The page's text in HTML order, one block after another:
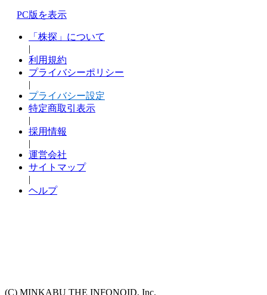
PC版を表示
「株探」について
|
利用規約
プライバシーポリシー
|
プライバシー設定
特定商取引表示
|
採用情報
|
運営会社
サイトマップ
|
ヘルプ
(C) MINKABU THE INFONOID, Inc.